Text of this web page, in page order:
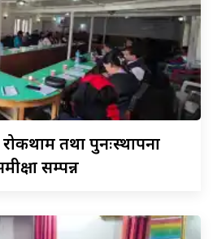
रोकथाम तथा पुनःस्थापना
सम्पन्न